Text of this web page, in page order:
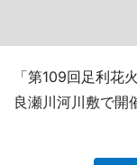
「第109回足利花
良瀬川河川敷で開